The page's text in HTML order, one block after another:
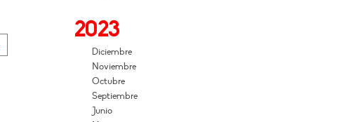
2023
Diciembre
Noviembre
Octubre
Septiembre
Junio